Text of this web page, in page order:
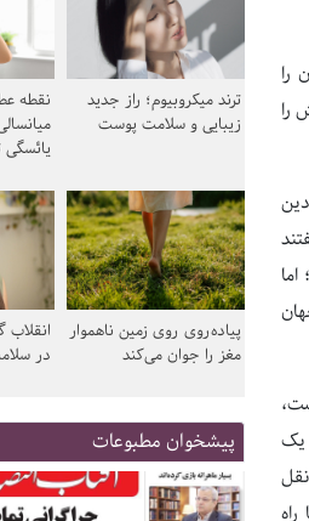
را
را
یک
ترند میکروبیوم؛ راز جدید
زیبایی و سلامت پوست
نقطه
پیاده‌روی روی زمین ناهموار
مغز را جوان می‌کند
در
پیشخوان مطبوعات